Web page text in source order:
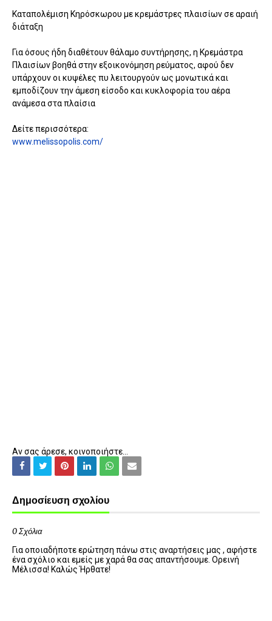
Καταπολέμιση Κηρόσκωρου με κρεμάστρες πλαισίων σε αραιή
διάταξη
Για όσους ήδη διαθέτουν θάλαμο συντήρησης, η Κρεμάστρα
Πλαισίων βοηθά στην εξοικονόμηση ρεύματος, αφού δεν
υπάρχουν οι κυψέλες πυ λειτουργούν ως μονωτικά και
εμποδίζουν την άμεση είσοδο και κυκλοφορία του αέρα
ανάμεσα στα πλαίσια
Δείτε περισσότερα:
www.melissopolis.com/
Αν σας άρεσε, κοινοποιήστε...
Δημοσίευση σχολίου
0 Σχόλια
Για οποιαδήποτε ερώτηση πάνω στις αναρτήσεις μας , αφήστε
ένα σχόλιο και εμείς με χαρά θα σας απαντήσουμε. Ορεινή
Μέλισσα! Καλώς Ήρθατε!